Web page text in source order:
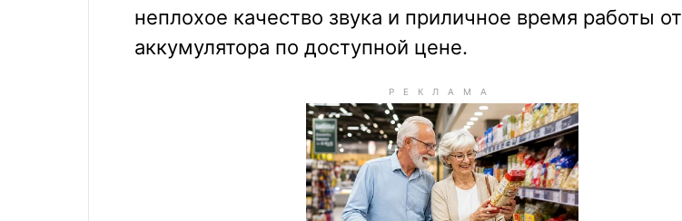
неплохое качество звука и приличное время работы от
аккумулятора по доступной цене.